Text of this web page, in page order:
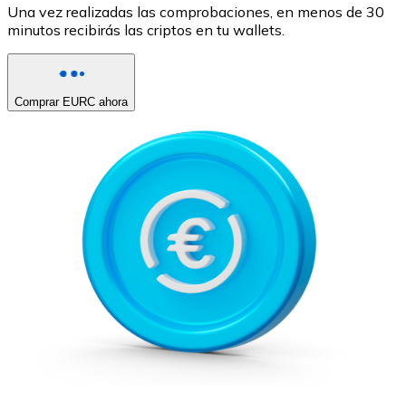
Una vez realizadas las comprobaciones, en menos de 30
minutos recibirás las criptos en tu wallets.
Comprar EURC ahora